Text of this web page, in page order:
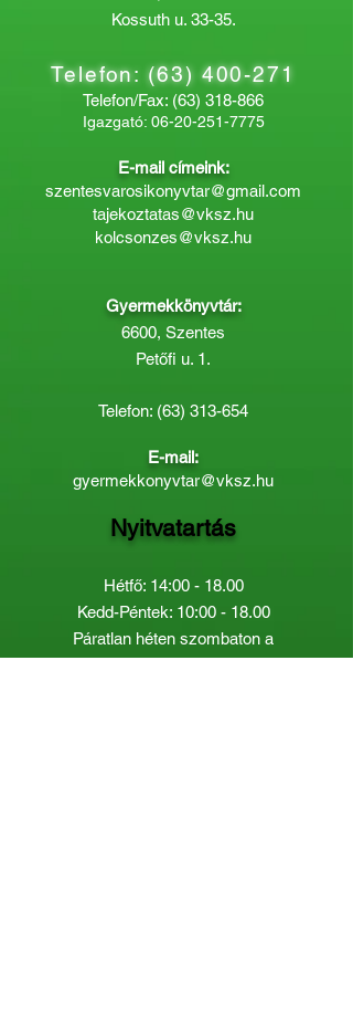
Kossuth u. 33-35.
Telefon:(63) 400-271
Telefon/Fax: (63) 318-866
Igazgató: 06-20-251-7775
E-mail címeink:
szentesvarosikonyvtar@gmail.com
tajekoztatas@vksz.hu
kolcsonzes@vksz.hu
Gyermekkönyvtár:
6600, Szentes
Petőfi u. 1.
Telefon: (63) 313-654
E-mail:
gyermekkonyvtar@vksz.hu
Nyitvatartás
Hétfő: 14:00 - 18.00
Kedd-Péntek: 10:00 - 18.00
Páratlan héten szombaton a